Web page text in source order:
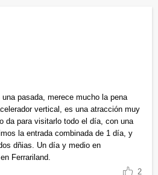
pasada, merece mucho la pena
vertical, es una atracción muy
da para visitarlo todo el día, con una
la entrada combinada de 1 día, y
dñias. Un día y medio en
Ferrariland.
2